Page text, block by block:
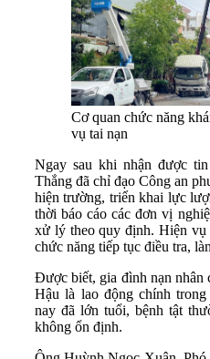
Cơ quan chức năng
vụ tai nạn
Ngay sau khi nhận được
Thắng đã chỉ đạo Công an
hiện trường, triển khai lực
thời báo cáo các đơn vị
xử lý theo quy định. Hiện vụ
chức năng tiếp tục điều tra,
Được biết, gia đình nạn nhân
Hậu là lao động chính
nay đã lớn tuổi, bệnh tật
không ổn định.